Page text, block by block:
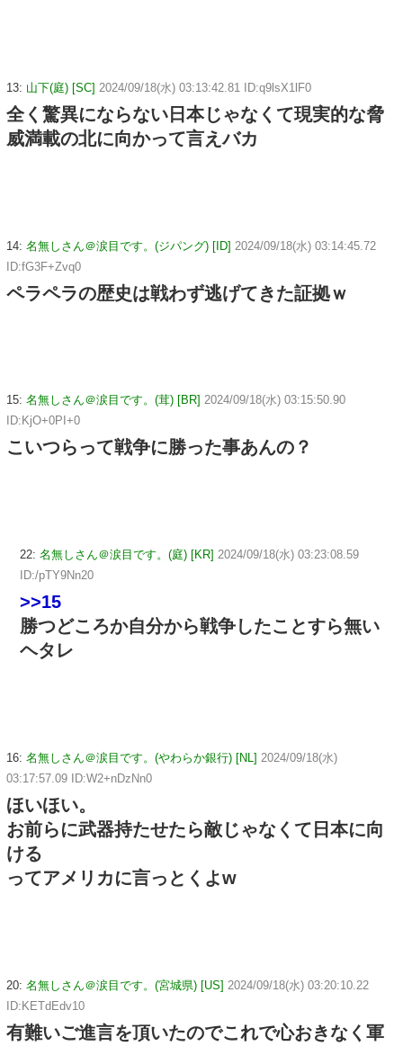
13: 山下(庭) [SC] 2024/09/18(水) 03:13:42.81 ID:q9lsX1lF0
全く驚異にならない日本じゃなくて現実的な脅
威満載の北に向かって言えバカ
14: 名無しさん＠涙目です。(ジパング) [ID] 2024/09/18(水) 03:14:45.72
ID:fG3F+Zvq0
ペラペラの歴史は戦わず逃げてきた証拠ｗ
15: 名無しさん＠涙目です。(茸) [BR] 2024/09/18(水) 03:15:50.90
ID:KjO+0PI+0
こいつらって戦争に勝った事あんの？
22: 名無しさん＠涙目です。(庭) [KR] 2024/09/18(水) 03:23:08.59
ID:/pTY9Nn20
>>15
勝つどころか自分から戦争したことすら無い
ヘタレ
16: 名無しさん＠涙目です。(やわらか銀行) [NL] 2024/09/18(水)
03:17:57.09 ID:W2+nDzNn0
ほいほい。
お前らに武器持たせたら敵じゃなくて日本に向
ける
ってアメリカに言っとくよw
20: 名無しさん＠涙目です。(宮城県) [US] 2024/09/18(水) 03:20:10.22
ID:KETdEdv10
有難いご進言を頂いたのでこれで心おきなく軍